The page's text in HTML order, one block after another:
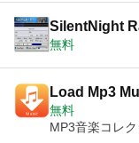
SilentNight
無料
Load Mp3
無料
MP3音楽コレ